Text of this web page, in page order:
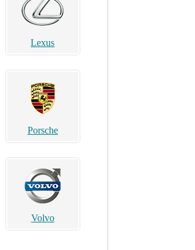
Lexus
Porsche
Volvo